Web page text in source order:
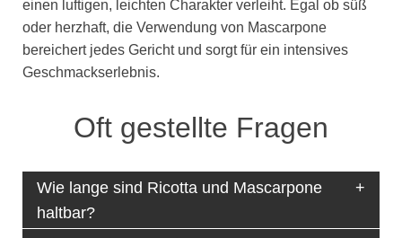
einen luftigen, leichten Charakter verleiht. Egal ob süß
oder herzhaft, die Verwendung von Mascarpone
bereichert jedes Gericht und sorgt für ein intensives
Geschmackserlebnis.
Oft gestellte Fragen
Wie lange sind Ricotta und Mascarpone
haltbar?